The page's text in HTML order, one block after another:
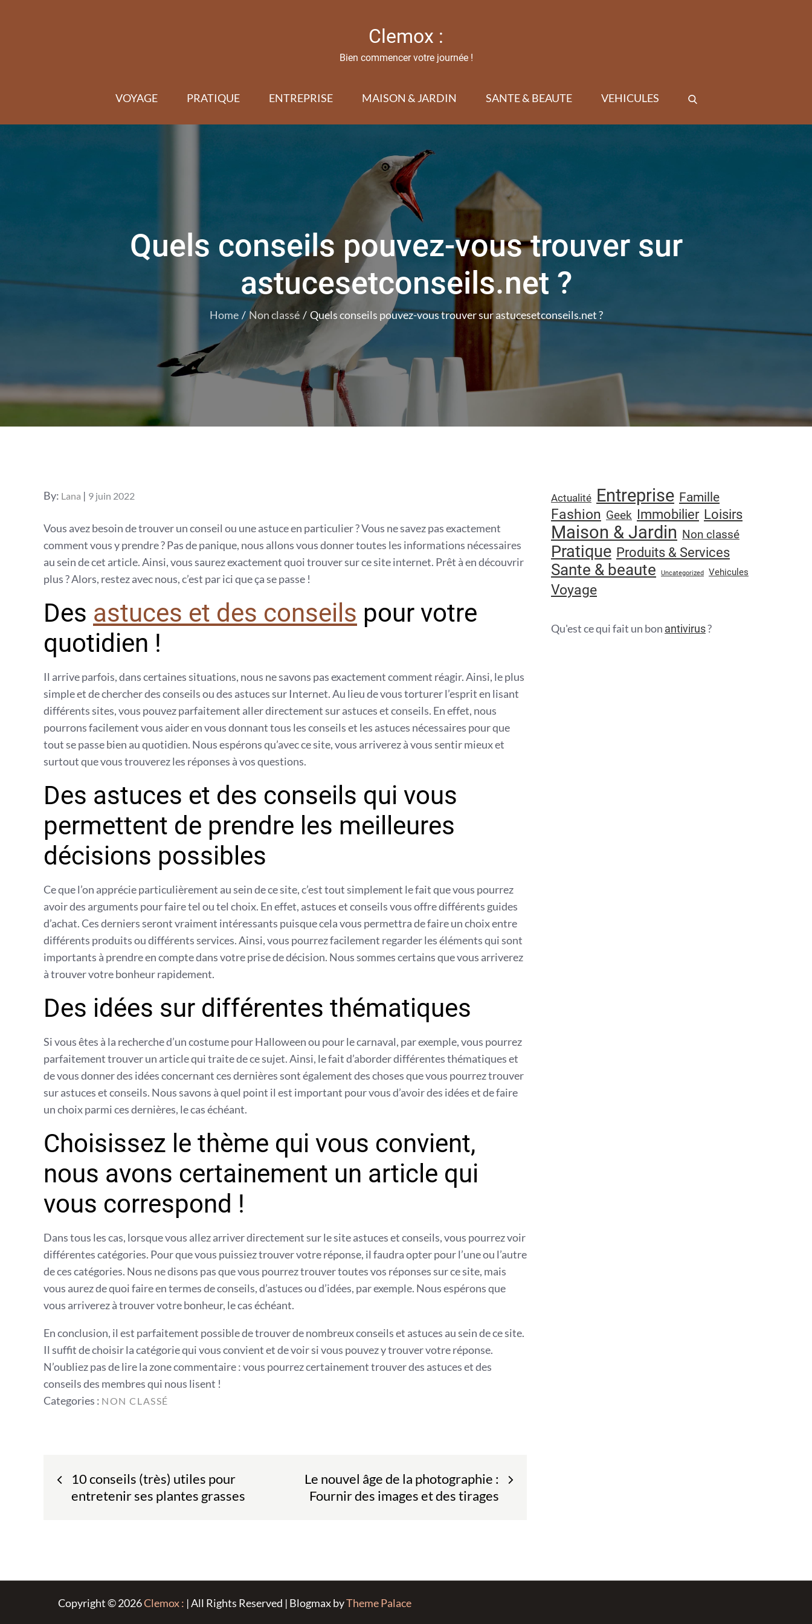
Clemox :
Bien commencer votre journée !
VOYAGE PRATIQUE ENTREPRISE MAISON & JARDIN SANTE & BEAUTE VEHICULES
Quels conseils pouvez-vous trouver sur
astucesetconseils.net ?
Home Non classé Quels conseils pouvez-vous trouver sur astucesetconseils.net ?
By: Lana
Posted
9 juin 2022
Vous avez besoin de trouver un conseil ou une astuce en particulier ? Vous ne savez pas exactement
comment vous y prendre ? Pas de panique, nous allons vous donner toutes les informations nécessaires
au sein de cet article. Ainsi, vous saurez exactement quoi trouver sur ce site internet. Prêt à en découvrir
plus ? Alors, restez avec nous, c’est par ici que ça se passe !
Des astuces et des conseils pour votre
quotidien !
Il arrive parfois, dans certaines situations, nous ne savons pas exactement comment réagir. Ainsi, le plus
simple et de chercher des conseils ou des astuces sur Internet. Au lieu de vous torturer l’esprit en lisant
différents sites, vous pouvez parfaitement aller directement sur astuces et conseils. En effet, nous
pourrons facilement vous aider en vous donnant tous les conseils et les astuces nécessaires pour que
tout se passe bien au quotidien. Nous espérons qu’avec ce site, vous arriverez à vous sentir mieux et
surtout que vous trouverez les réponses à vos questions.
Des astuces et des conseils qui vous
permettent de prendre les meilleures
décisions possibles
Ce que l’on apprécie particulièrement au sein de ce site, c’est tout simplement le fait que vous pourrez
avoir des arguments pour faire tel ou tel choix. En effet, astuces et conseils vous offre différents guides
d’achat. Ces derniers seront vraiment intéressants puisque cela vous permettra de faire un choix entre
différents produits ou différents services. Ainsi, vous pourrez facilement regarder les éléments qui sont
importants à prendre en compte dans votre prise de décision. Nous sommes certains que vous arriverez
à trouver votre bonheur rapidement.
Des idées sur différentes thématiques
Si vous êtes à la recherche d’un costume pour Halloween ou pour le carnaval, par exemple, vous pourrez
parfaitement trouver un article qui traite de ce sujet. Ainsi, le fait d’aborder différentes thématiques et
de vous donner des idées concernant ces dernières sont également des choses que vous pourrez trouver
sur astuces et conseils. Nous savons à quel point il est important pour vous d’avoir des idées et de faire
un choix parmi ces dernières, le cas échéant.
Choisissez le thème qui vous convient,
nous avons certainement un article qui
vous correspond !
Dans tous les cas, lorsque vous allez arriver directement sur le site astuces et conseils, vous pourrez voir
différentes catégories. Pour que vous puissiez trouver votre réponse, il faudra opter pour l’une ou l’autre
de ces catégories. Nous ne disons pas que vous pourrez trouver toutes vos réponses sur ce site, mais
vous aurez de quoi faire en termes de conseils, d’astuces ou d’idées, par exemple. Nous espérons que
vous arriverez à trouver votre bonheur, le cas échéant.
En conclusion, il est parfaitement possible de trouver de nombreux conseils et astuces au sein de ce site.
Il suffit de choisir la catégorie qui vous convient et de voir si vous pouvez y trouver votre réponse.
N’oubliez pas de lire la zone commentaire : vous pourrez certainement trouver des astuces et des
conseils des membres qui nous lisent !
Categories
Categories : NON CLASSÉ
Navigation
10 conseils (très) utiles pour
entretenir ses plantes grasses
Le nouvel âge de la photographie :
Fournir des images et des tirages
Actualité Entreprise Famille
Fashion Geek Immobilier Loisirs
Maison & Jardin Non classé
Pratique Produits & Services
Sante & beaute Uncategorized Vehicules
Voyage
Qu'est ce qui fait un bon antivirus?
Copyright © 2026Clemox : | All Rights Reserved | Blogmax byTheme Palace